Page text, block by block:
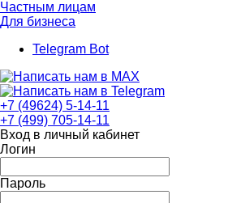
Частным лицам
Для бизнеса
Telegram Bot
+7 (49624) 5-14-11
+7 (499) 705-14-11
Вход в личный кабинет
Логин
Пароль